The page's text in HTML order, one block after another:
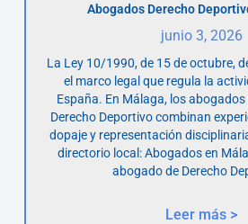
Abogados Derecho
junio 3, 2026
La Ley 10/1990, de 15 de octubre,
el marco legal que regula la
España. En Málaga, los
Derecho Deportivo combinan
dopaje y representación
directorio local: Abogados en
abogado de Derecho
Leer más >